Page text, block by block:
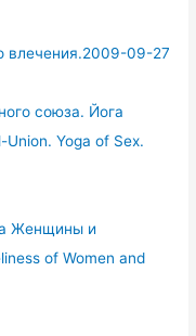
влечения.2009-09-27
союза. Йога
Union. Yoga of Sex.
Женщины и
of Women and